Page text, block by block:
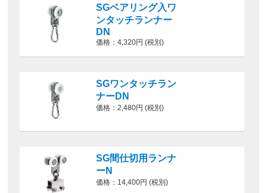
SGベアリング入ワ
ンタッチランナー
DN
価格：4,320円 (税別)
SGワンタッチラン
ナーDN
価格：2,480円 (税別)
SG間仕切用ランナ
ーN
価格：14,400円 (税別)